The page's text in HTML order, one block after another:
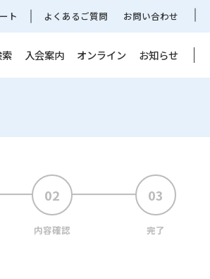
ト よくあるご質問 お問い合わせ
入会案内 オンライン お知らせ
内容確認 完了